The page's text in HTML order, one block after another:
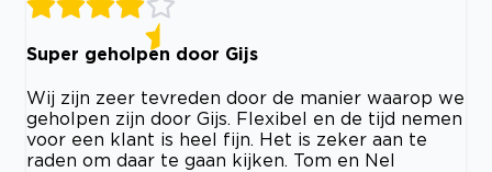
Super geholpen door Gijs
Wij zijn zeer tevreden door de manier waarop we
geholpen zijn door Gijs. Flexibel en de tijd nemen
voor een klant is heel fijn. Het is zeker aan te
raden om daar te gaan kijken. Tom en Nel